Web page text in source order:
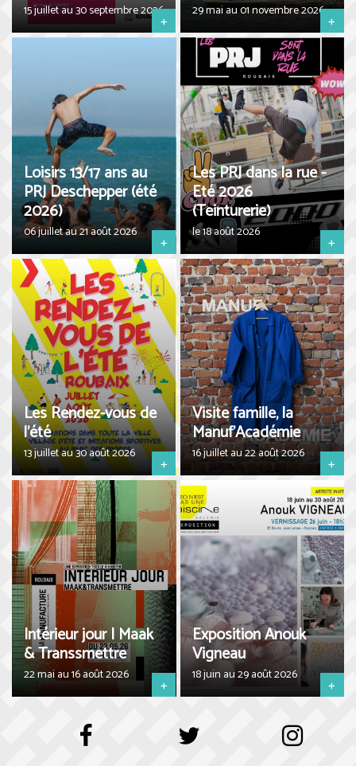
15 juillet au 30 septembre 2026
+
Loisirs 13/17 ans au
PRJ Deschepper (été
2026)
06 juillet au 21 août 2026
+
Les Rendez-vous de
l'été
13 juillet au 30 août 2026
+
Intérieur jour | Maak
& Transsmettre
22 mai au 16 août 2026
+
29 mai au 01 novembre 2026
+
Les PRJ dans la rue -
Eté 2026
(Teinturerie)
le 18 août 2026
+
Visite famille, la
Manuf'Académie
16 juillet au 22 août 2026
+
Exposition Anouk
Vigneau
18 juin au 29 août 2026
+